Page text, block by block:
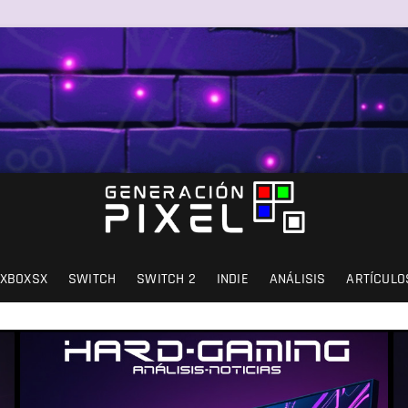
XBOXSX SWITCH SWITCH 2 INDIE ANÁLISIS